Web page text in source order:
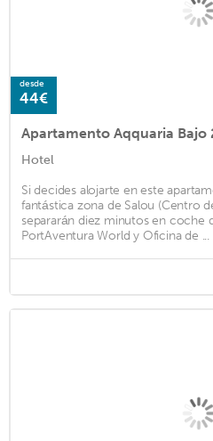
desde
44€
Apartamento Aqquaria Bajo
Hotel
Si decides alojarte en este
fantástica zona de Salou (Centro
separarán diez minutos en coche
PortAventura World y Oficina de ...